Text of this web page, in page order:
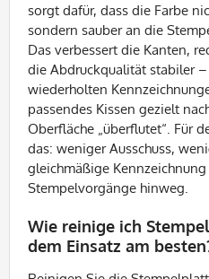
sorgt dafür, dass die Farbe
sondern sauber an die
Das verbessert die Kanten,
die Abdruckqualität stabiler
wiederholten
passendes Kissen gezielt
Oberfläche „überflutet“. Für
das: weniger Ausschuss,
gleichmäßige
Stempelvorgänge hinweg.
Wie reinige ich
dem Einsatz am